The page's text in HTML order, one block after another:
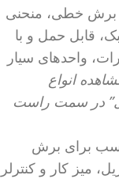
برش خطی، منحنی
قابل حمل و با
واحدهای سیار
انواع
در سمت راست
برای برش
میز کار و کنترلر